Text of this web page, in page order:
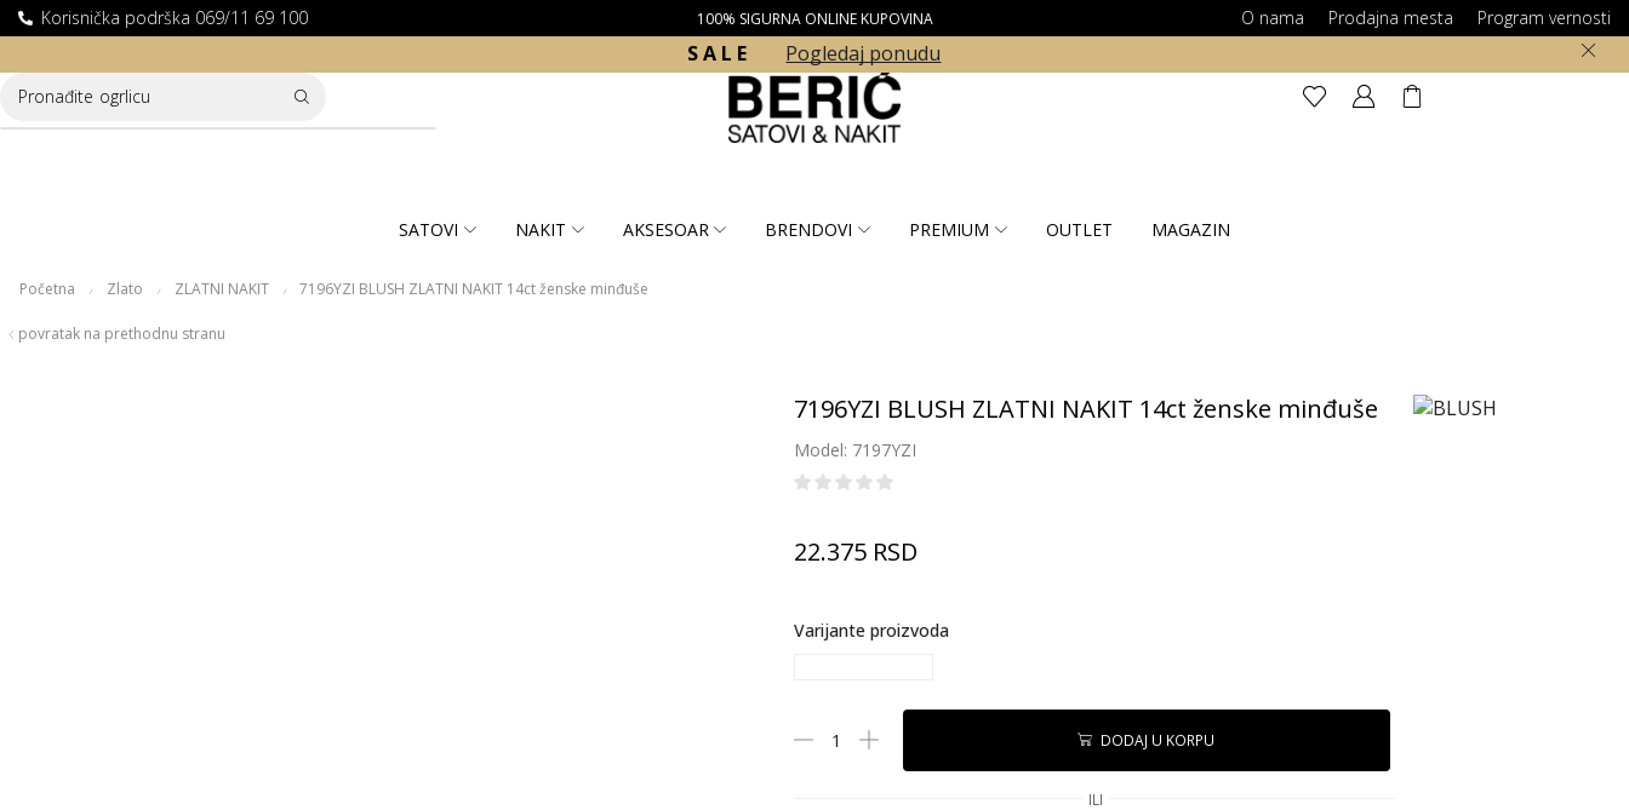
Korisnička podrška 069/11 69 100
DOSTAVA ZA KUPOVINE PREKO 10.000 RSD 100% SIGURNA ONLINE KUPOVINA O nama Prodajna mesta Program vernosti
S A L E Pogledaj ponudu
Pronađite ogrlicu
SATOVI NAKIT AKSESOAR BRENDOVI PREMIUM OUTLET MAGAZIN
Početna / Zlato / ZLATNI NAKIT / 7196YZI BLUSH ZLATNI NAKIT 14ct ženske minđuše
povratak na prethodnu stranu
7196YZI BLUSH ZLATNI NAKIT 14ct ženske minđuše
Model: 7197YZI
22.375 RSD
Varijante proizvoda
DODAJ U KORPU
ILI